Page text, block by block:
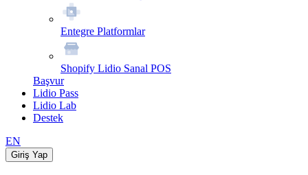
Entegre Platformlar
Shopify Lidio Sanal POS
Başvur
Lidio Pass
Lidio Lab
Destek
EN
Giriş Yap